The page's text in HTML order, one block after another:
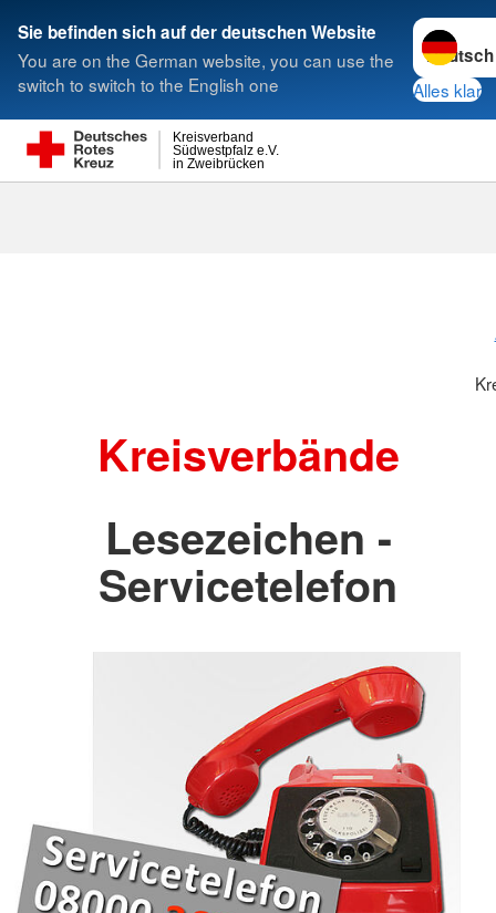
Sie befinden sich auf der deutschen Website
You are on the German website, you can use the
switch to switch to the English one
Sprache
Alles klar
in Zweibrücken
Südwestpfalz e.V.
Kreisverband
Suche
Kreisverbände
Lesezeichen -
Servicetelefon